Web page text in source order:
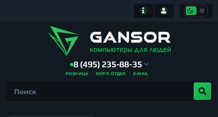
8 (495) 235-88-35
РОЗНИЦА КОРП. ОТДЕЛ E-MAIL